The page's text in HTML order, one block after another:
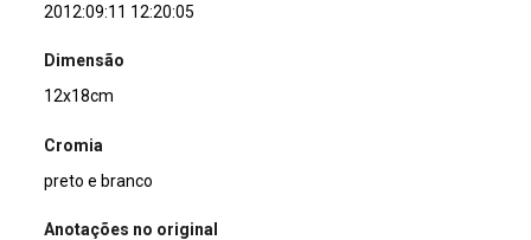
2012:09:11 12:20:05
Dimensão
12x18cm
Cromia
preto e branco
Anotações no original